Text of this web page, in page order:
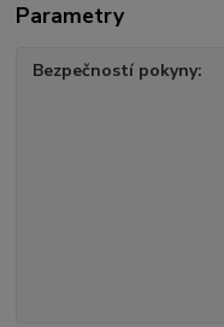
Parametry
Bezpečností pokyny